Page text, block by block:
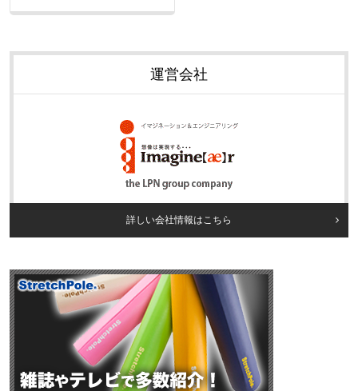
運営会社
詳しい会社情報はこちら